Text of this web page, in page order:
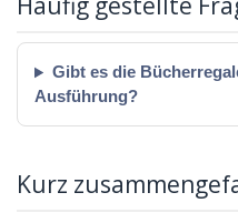
Gibt es die
Ausführung?
Kurz